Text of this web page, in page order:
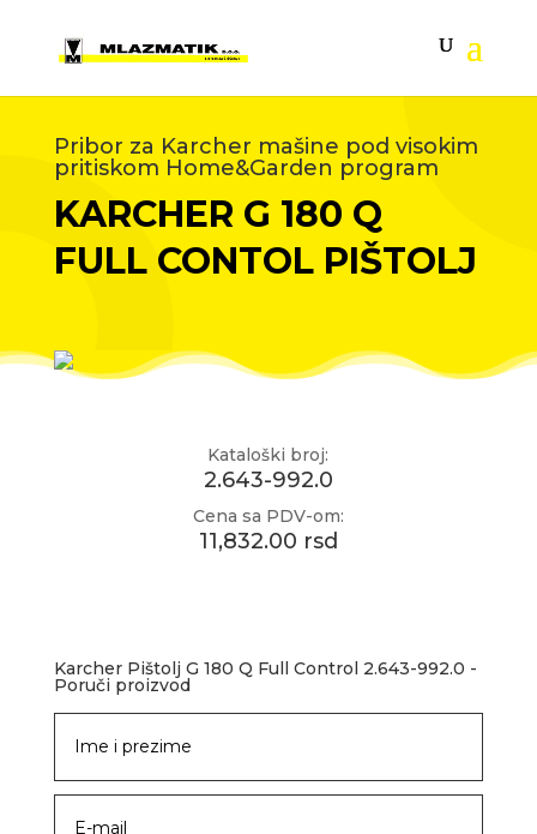
Pribor za Karcher mašine pod visokim
pritiskom Home&Garden program
KARCHER G 180 Q
FULL CONTOL PIŠTOLJ
Kataloški broj:
2.643-992.0
Cena sa PDV-om:
11,832.00 rsd
Karcher Pištolj G 180 Q Full Control 2.643-992.0 -
Poruči proizvod